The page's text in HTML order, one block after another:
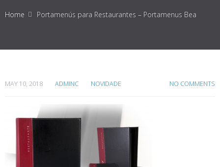
Home Portamenús para Restaurantes – Portamenus Bea
MAY 10, 2018 ADMINC NOVIDADE NO COMMENTS